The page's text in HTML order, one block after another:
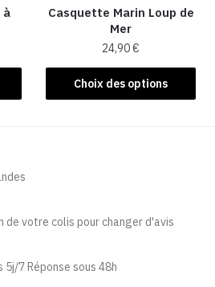
la
page
du
produit
à
Casquette Marin Loup de
Mer
24,90€
Choix des options
Ce
produit
peuvent
être
de votre colis pour changer d'avis
7 Réponse sous 48h